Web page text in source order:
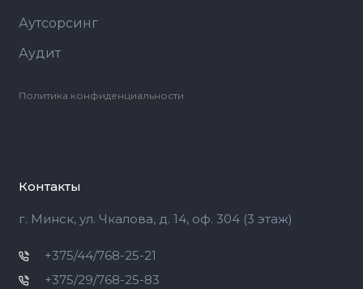
Аутсорcинг
Аудит
Политика конфиденциальности
Контакты
г. Минск, ул. Чкалова, д. 14, оф. 304 (3 этаж)
+375/44/768-25-21
+375/29/768-25-83